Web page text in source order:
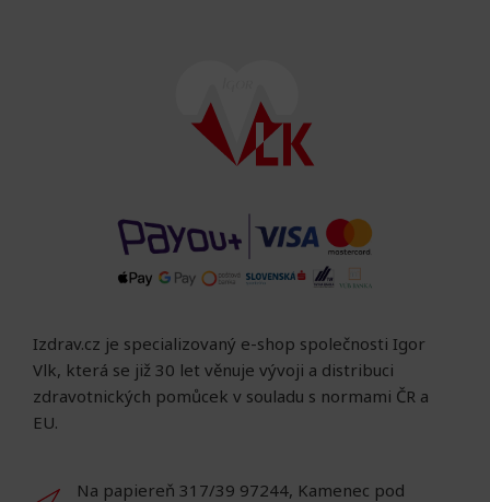
Izdrav.cz je specializovaný e-shop společnosti Igor
Vlk, která se již 30 let věnuje vývoji a distribuci
zdravotnických pomůcek v souladu s normami ČR a
EU.
Na papiereň 317/39 97244, Kamenec pod